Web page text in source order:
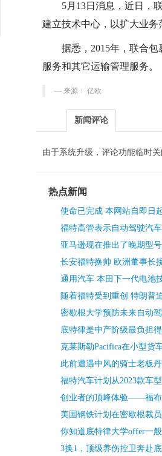
5月13日消息，近日，
建立技术中心，以扩大业务
据悉，2015年，联合
服务和其它运输管理服务。
来源： 亿欧
新闻评论
由于系统升级，评论功能临时
热点新闻
使命已完成 本网站自即日
福特高管表示自动驾驶汽
亚马逊现在推出了晚期型
长安福特换帅 欧洲董事长
通用汽车 本田下一代电池
随着福特受到重创 特朗普
密歇根大学预防未来自动
底特律是中产阶级最负担
克莱斯勒Pacifica在小型货
此前遭遇中风的骑士老板
福特汽车计划从2023款车
创业者的顶峰体验——福布
美国钢铁计划在密歇根裁
你知道底特律大学offer一
3换1，顶级养伤控卫奔赴